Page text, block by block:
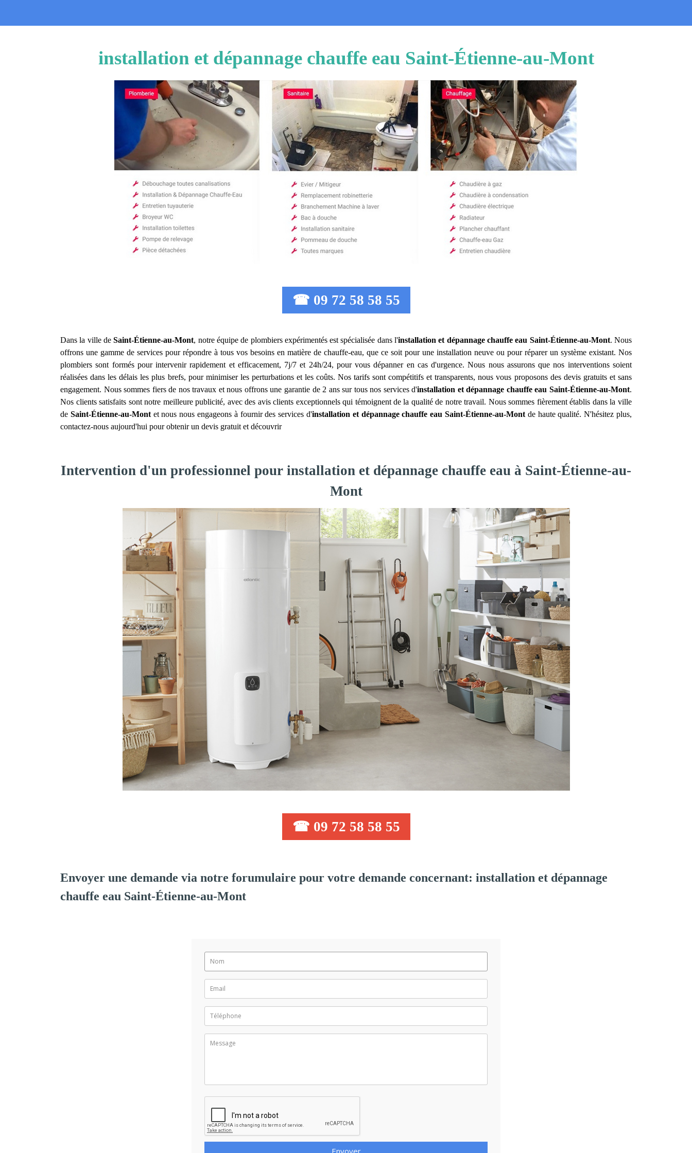
installation et dépannage chauffe eau Saint-Étienne-au-Mont
☎ 09 72 58 58 55
Dans la ville deSaint-Étienne-au-Mont, notre équipe de plombiers expérimentés est spécialisée dans l'installation et dépannage chauffe eau Saint-Étienne-au-Mont. Nous
offrons une gamme de services pour répondre à tous vos besoins en matière de chauffe-eau, que ce soit pour une installation neuve ou pour réparer un système existant. Nos
plombiers sont formés pour intervenir rapidement et efficacement, 7j/7 et 24h/24, pour vous dépanner en cas d'urgence. Nous nous assurons que nos interventions soient
réalisées dans les délais les plus brefs, pour minimiser les perturbations et les coûts. Nos tarifs sont compétitifs et transparents, nous vous proposons des devis gratuits et sans
engagement. Nous sommes fiers de nos travaux et nous offrons une garantie de 2 ans sur tous nos services d'installation et dépannage chauffe eau Saint-Étienne-au-Mont.
Nos clients satisfaits sont notre meilleure publicité, avec des avis clients exceptionnels qui témoignent de la qualité de notre travail. Nous sommes fièrement établis dans la ville
de Saint-Étienne-au-Montet nous nous engageons à fournir des services d'installation et dépannage chauffe eau Saint-Étienne-au-Montde haute qualité. N'hésitez plus,
contactez-nous aujourd'hui pour obtenir un devis gratuit et découvrir
Intervention d'un professionnel pour installation et dépannage chauffe eau à Saint-Étienne-au-
Mont
☎ 09 72 58 58 55
Envoyer une demande via notre forumulaire pour votre demande concernant: installation et dépannage
chauffe eau Saint-Étienne-au-Mont